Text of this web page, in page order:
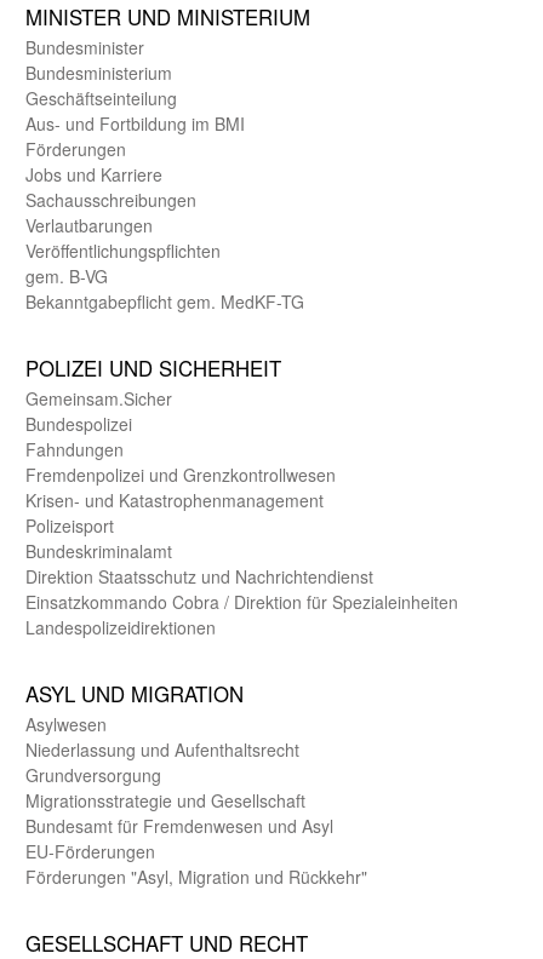
MINISTER UND MINIST­ERIUM
Bundes­minister
Bundes­ministerium
Geschäfts­einteilung
Aus- und Fortbildung im BMI
Förderungen
Jobs und Karriere
Sachaus­schreibungen
Verlautbarungen
Veröffentlichungspflichten
gem. B-VG
Bekanntgabepflicht gem. MedKF-TG
POLIZEI UND SICHER­HEIT
Gemein­sam.Sicher
Bundes­polizei
Fahndungen
Fremdenpolizei und Grenzkontrollwesen
Krisen- und Katastrophen­management
Polizeisport
Bundes­kriminal­amt
Direktion Staats­schutz und Nach­richten­dienst
Einsatz­kommando Cobra / Direktion für Spezialeinheiten
Landes­polizei­direk­tionen
ASYL UND MIGRA­TION
Asyl­wesen
Nieder­lassung und Aufent­halts­recht
Grund­versorgung
Migrations­strategie und Gesell­schaft
Bundes­amt für Fremden­wesen und Asyl
EU-Förde­rungen
Förderungen "Asyl, Migration und Rückkehr"
GE­SELL­SCHAFT UND RECHT